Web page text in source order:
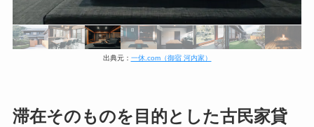
出典元： 一休.com（御宿 河内家）
滞在そのものを目的とした古民家貸